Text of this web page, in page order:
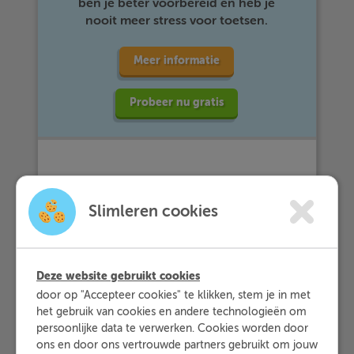
ben je beter voorbereid en heb je
nooit meer stress voor toetsen.
Meer informatie
Probeer nu gratis
Vuistregels
Om te bepalen of je een d of een t
gebruikt in het voltooid deelwoord,
gebruik je net als bij de verleden tijd
de regel van't kofschip. Dus, als het
werkwoord eindigt op -ten, -ken, -
Slimleren cookies
Deze website gebruikt cookies
door op "Accepteer cookies" te klikken, stem je in met
het gebruik van cookies en andere technologieën om
persoonlijke data te verwerken. Cookies worden door
ons en door ons vertrouwde partners gebruikt om jouw